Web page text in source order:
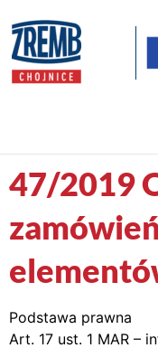
47/2019
Podstawa prawna
Art. 17 ust. 1 MAR –